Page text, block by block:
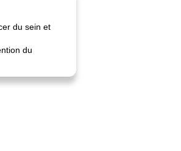
du sein et
du